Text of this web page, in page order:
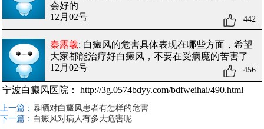
会好的
12月02号
442
秦露羲: 白癜风的危害具体表现在哪些方面，希望
大家都能治疗好白癜风，不要在受病魔的苦害了
12月02号
456
宁波白癜风医院： http://3g.0574bdyy.com/bdfweihai/490.html
上一篇： 暴晒对白癜风患者有怎样的危害
下一篇： 白癜风对病人有多大危害呢